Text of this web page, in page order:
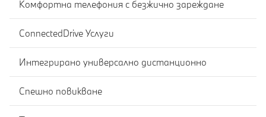
Комфортна телефония с безжично зареждане
ConnectedDrive Услуги
Интегрирано универсално дистанционно
Спешно повикване